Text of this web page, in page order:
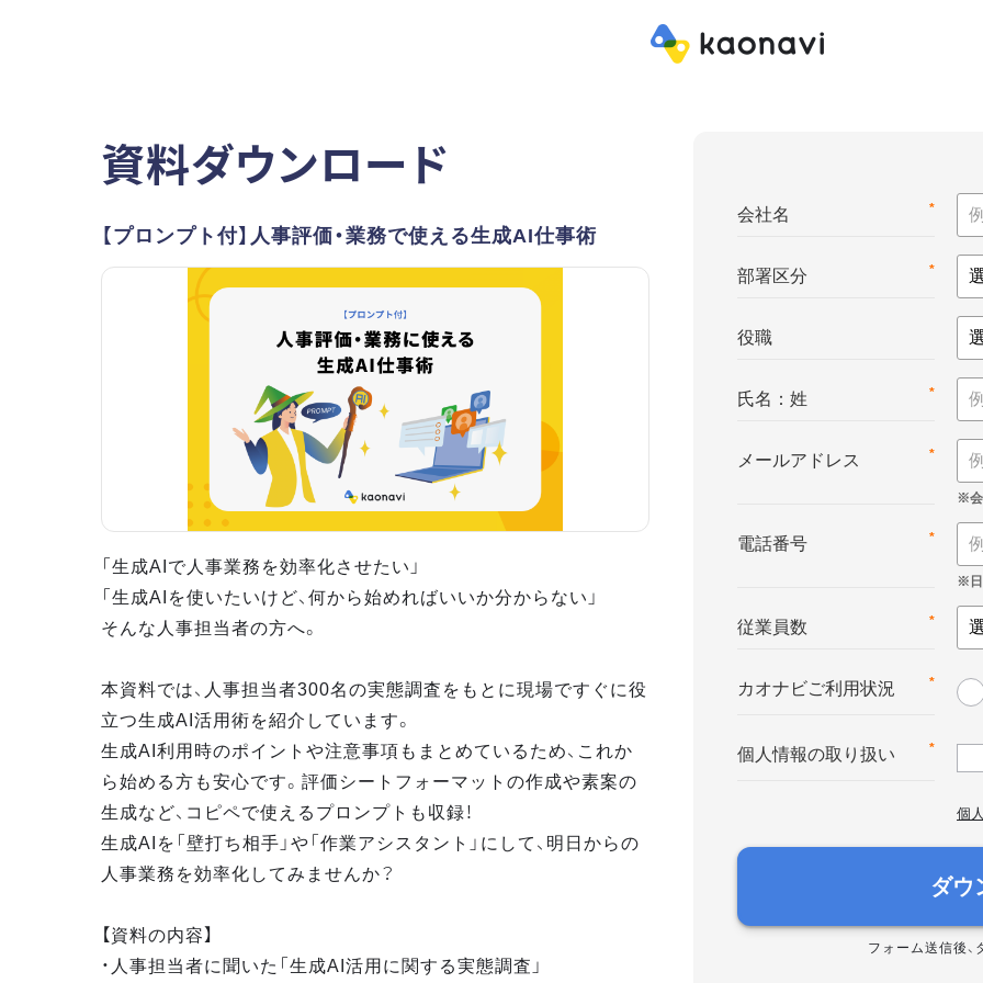
資料ダウンロード
【プロンプト付】人事評価・業務で使える生成AI仕事術
「生成AIで人事業務を効率化させたい」
「生成AIを使いたいけど、何から始めればいいか分からない」
そんな人事担当者の方へ。
本資料では、人事担当者300名の実態調査をもとに現場ですぐに役
立つ生成AI活用術を紹介しています。
生成AI利用時のポイントや注意事項もまとめているため、これか
ら始める方も安心です。評価シートフォーマットの作成や素案の
生成など、コピペで使えるプロンプトも収録！
生成AIを「壁打ち相手」や「作業アシスタント」にして、明日からの
人事業務を効率化してみませんか？
【資料の内容】
・人事担当者に聞いた「生成AI活用に関する実態調査」
*
会社名
*
部署区分
役職
*
氏名：姓
*
メールアドレス
*
電話番号
*
従業員数
*
カオナビご利用状況
*
個人情報の取り扱い
個
ダウ
フォーム送信後